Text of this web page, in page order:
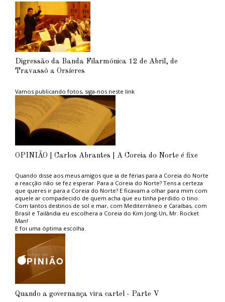
Digressão da Banda Filarmónica 12 de Abril, de
Travassô a Orsíeres
Vamos publicando fotos, siga-nos neste link
OPINIÃO | Carlos Abrantes | A Coreia do Norte é fixe
Quando disse aos meus amigos que ia de férias para a Coreia do Norte
a reacção não se fez esperar. Para a Coreia do Norte? Tens a certeza
que queres ir para a Coreia do Norte? E ficavam a olhar para mim com
aquele ar compadecido de quem acha que eu tinha perdido o tino.
Com tantos destinos de sol e mar, com Mediterrâneo e Caraíbas, com
Brasil e Tailândia eu escolhera a Coreia do Kim Jong-Un, Mr. Rocket
Man!
E foi uma óptima escolha.
Aconselho aos ambientalistas do PAN, tão na moda, e aos amantes das
grandes causas politicamente correctas, uma estadia naquele paraíso
ambiental. Não sofrerão com os engarrafamentos das grandes
metrópoles capitalistas porque em Pyongyang, a capital, praticamente
não circulam automóveis, nem camiões, nem autocarros. Emissões de
carbono zero, ou quase.
Em contrapartida vê-se muita gente a pé, a caminho do trabalho ou de
complicações cardiovasculares ou de diabetes. À excepção do
Quando a governança vira cartel - Parte V